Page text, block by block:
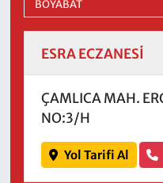
ESRA ECZANESİ
ÇAMLICA MAH.
NO:3/H
Yol Tarifi Al